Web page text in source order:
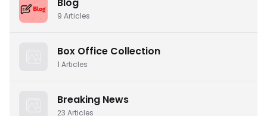
Blog
9 Articles
Box Office Collection
1 Articles
Breaking News
23 Articles